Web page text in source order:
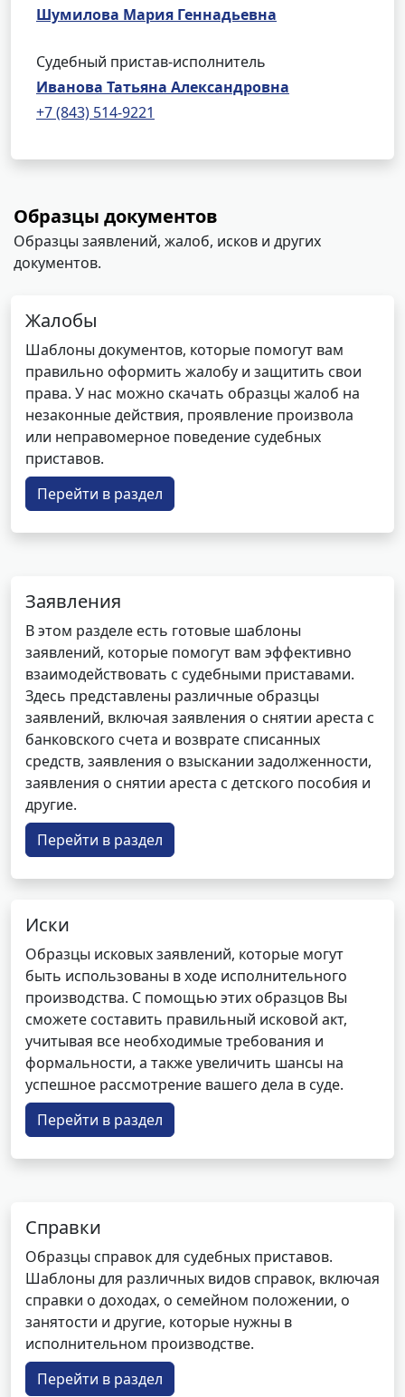
Шумилова Мария Геннадьевна
Судебный пристав-исполнитель
Иванова Татьяна Александровна
+7 (843) 514-9221
Образцы документов
Образцы заявлений, жалоб, исков и других
документов.
Жалобы
Шаблоны документов, которые помогут вам
правильно оформить жалобу и защитить свои
права. У нас можно скачать образцы жалоб на
незаконные действия, проявление произвола
или неправомерное поведение судебных
приставов.
Перейти в раздел
Заявления
В этом разделе есть готовые шаблоны
заявлений, которые помогут вам эффективно
взаимодействовать с судебными приставами.
Здесь представлены различные образцы
заявлений, включая заявления о снятии ареста с
банковского счета и возврате списанных
средств, заявления о взыскании задолженности,
заявления о снятии ареста с детского пособия и
другие.
Перейти в раздел
Иски
Образцы исковых заявлений, которые могут
быть использованы в ходе исполнительного
производства. С помощью этих образцов Вы
сможете составить правильный исковой акт,
учитывая все необходимые требования и
формальности, а также увеличить шансы на
успешное рассмотрение вашего дела в суде.
Перейти в раздел
Справки
Образцы справок для судебных приставов.
Шаблоны для различных видов справок, включая
справки о доходах, о семейном положении, о
занятости и другие, которые нужны в
исполнительном производстве.
Перейти в раздел